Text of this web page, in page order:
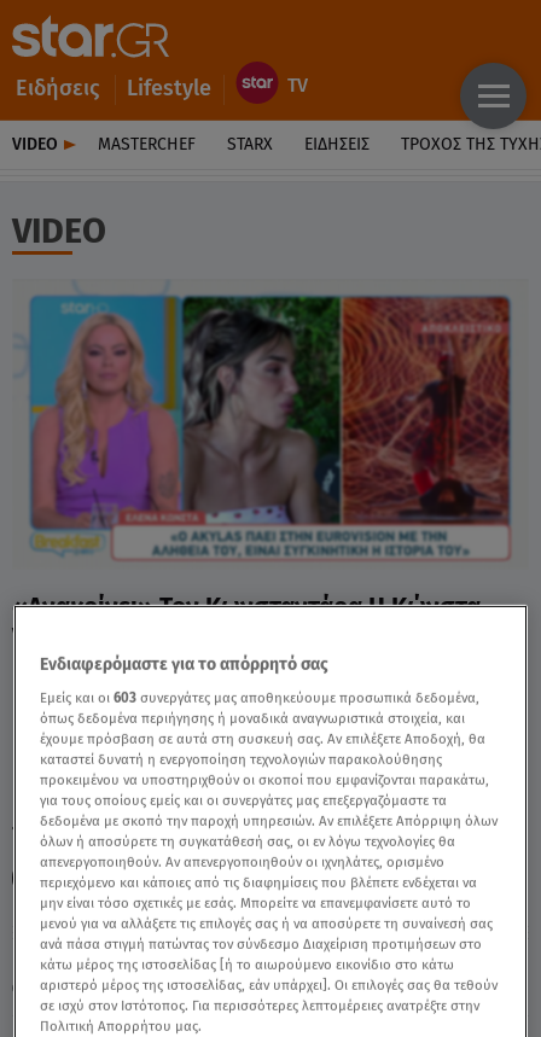
Ειδήσεις Lifestyle
VIDEO MASTERCHEF STARX ΕΙΔΉΣΕΙΣ ΤΡΟΧΌΣ ΤΗΣ
VIDEO
Κυριακή 9 Αυγούστου 2026
15.05.26, 14:36 MEDIA
«Ανακρίνει» Τον Κωνσταντάρα Η Κώνστα -
Video
TAGS: ΕΛΕΝΑ ΚΩΝΣΤΑ ΛΑΜΠΡΟΣ ΚΩΝΣΤΑΝΤΑΡΑΣ
BREAKFAST@STAR
Ενδιαφερόμαστε για το απόρρητό σας
Εμείς και οι603 συνεργάτες μας αποθηκεύουμε προσωπικά δεδομένα,
όπως δεδομένα περιήγησης ή μοναδικά αναγνωριστικά στοιχεία, και
έχουμε πρόσβαση σε αυτά στη συσκευή σας. Αν επιλέξετε Αποδοχή, θα
καταστεί δυνατή η ενεργοποίηση τεχνολογιών παρακολούθησης
προκειμένου να υποστηριχθούν οι σκοποί που εμφανίζονται παρακάτω,
για τους οποίους εμείς και οι συνεργάτες μας επεξεργαζόμαστε τα
δεδομένα με σκοπό την παροχή υπηρεσιών. Αν επιλέξετε Απόρριψη όλων
όλων ή αποσύρετε τη συγκατάθεσή σας, οι εν λόγω τεχνολογίες θα
απενεργοποιηθούν. Αν απενεργοποιηθούν οι ιχνηλάτες, ορισμένο
περιεχόμενο και κάποιες από τις διαφημίσεις που βλέπετε ενδέχεται να
μην είναι τόσο σχετικές με εσάς. Μπορείτε να επανεμφανίσετε αυτό το
μενού για να αλλάξετε τις επιλογές σας ή να αποσύρετε τη συναίνεσή σας
ανά πάσα στιγμή πατώντας τον σύνδεσμο Διαχείριση προτιμήσεων στο
κάτω μέρος της ιστοσελίδας [ή το αιωρούμενο εικονίδιο στο κάτω
αριστερό μέρος της ιστοσελίδας, εάν υπάρχει]. Οι επιλογές σας θα τεθούν
σε ισχύ στον Ιστότοπος. Για περισσότερες λεπτομέρειες ανατρέξτε στην
Πολιτική Απορρήτου μας.